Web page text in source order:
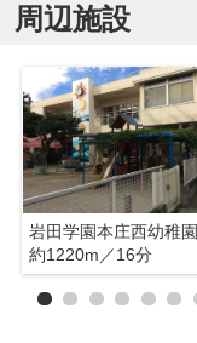
周辺施設
岩田学園本庄西幼稚園
約1220m／16分